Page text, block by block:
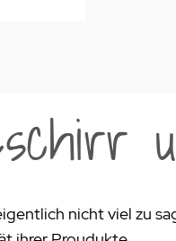
nicht viel zu